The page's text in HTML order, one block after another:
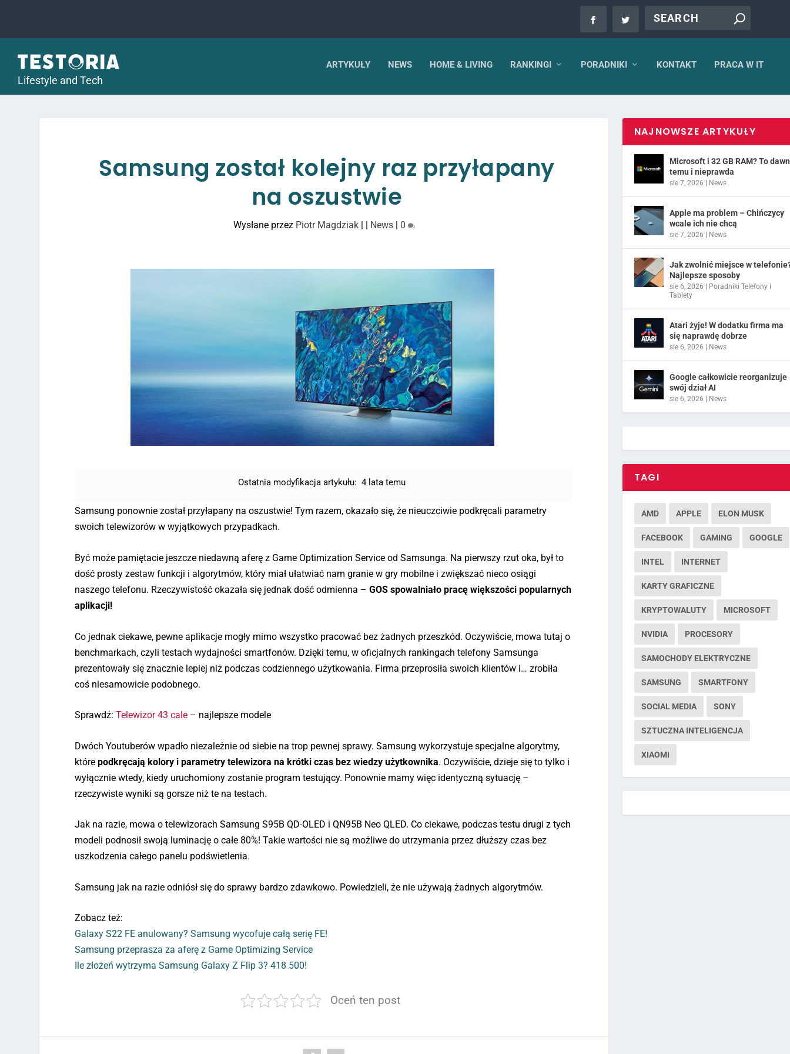
Lifestyle and Tech
ARTYKUŁY NEWS HOME & LIVING RANKINGI PORADNIKI KONTAKT PRACA W IT
Samsung został kolejny raz przyłapany
na oszustwie
Wysłane przez Piotr Magdziak| | News| 0
Ostatnia modyfikacja artykułu: 4 lata temu
Samsung ponownie został przyłapany na oszustwie! Tym razem, okazało się, że nieuczciwie podkręcali parametry
swoich telewizorów w wyjątkowych przypadkach.
Być może pamiętacie jeszcze niedawną aferę z Game Optimization Service od Samsunga. Na pierwszy rzut oka, był to
dość prosty zestaw funkcji i algorytmów, który miał ułatwiać nam granie w gry mobilne i zwiększać nieco osiągi
naszego telefonu. Rzeczywistość okazała się jednak dość odmienna –GOS spowalniało pracę większości popularnych
aplikacji!
Co jednak ciekawe, pewne aplikacje mogły mimo wszystko pracować bez żadnych przeszkód. Oczywiście, mowa tutaj o
benchmarkach, czyli testach wydajności smartfonów. Dzięki temu, w oficjalnych rankingach telefony Samsunga
prezentowały się znacznie lepiej niż podczas codziennego użytkowania. Firma przeprosiła swoich klientów i… zrobiła
coś niesamowicie podobnego.
Sprawdź:Telewizor 43 cale – najlepsze modele
Dwóch Youtuberów wpadło niezależnie od siebie na trop pewnej sprawy. Samsung wykorzystuje specjalne algorytmy,
które podkręcają kolory i parametry telewizora na krótki czas bez wiedzy użytkownika. Oczywiście, dzieje się to tylko i
wyłącznie wtedy, kiedy uruchomiony zostanie program testujący. Ponownie mamy więc identyczną sytuację –
rzeczywiste wyniki są gorsze niż te na testach.
Jak na razie, mowa o telewizorach Samsung S95B QD-OLED i QN95B Neo QLED. Co ciekawe, podczas testu drugi z tych
modeli podnosił swoją luminację o całe 80%! Takie wartości nie są możliwe do utrzymania przez dłuższy czas bez
uszkodzenia całego panelu podświetlenia.
Samsung jak na razie odniósł się do sprawy bardzo zdawkowo. Powiedzieli, że nie używają żadnych algorytmów.
Zobacz też:
Galaxy S22 FE anulowany? Samsung wycofuje całą serię FE!
Samsung przeprasza za aferę z Game Optimizing Service
Ile złożeń wytrzyma Samsung Galaxy Z Flip 3? 418 500!
Oceń ten post
NAJNOWSZE ARTYKUŁY
Microsoft i 32 GB RAM? To
temu i nieprawda
sie 7, 2026 | News
Apple ma problem – Chińczycy
wcale ich nie chcą
sie 7, 2026 | News
Jak zwolnić miejsce w
Najlepsze sposoby
sie 6, 2026 | Poradniki Telefony i
Tablety
Atari żyje! W dodatku firma ma
się naprawdę dobrze
sie 6, 2026 | News
Google całkowicie reorganizuje
swój dział AI
sie 6, 2026 | News
TAGI
AMD APPLE ELON MUSK
FACEBOOK GAMING GOOGLE
INTEL INTERNET
KARTY GRAFICZNE
KRYPTOWALUTY MICROSOFT
NVIDIA PROCESORY
SAMOCHODY ELEKTRYCZNE
SAMSUNG SMARTFONY
SOCIAL MEDIA SONY
SZTUCZNA INTELIGENCJA
XIAOMI